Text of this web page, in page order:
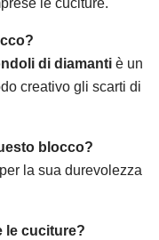
le cuciture.
di diamanti è un
creativo gli scarti di
blocco?
la sua durevolezza
le cuciture?